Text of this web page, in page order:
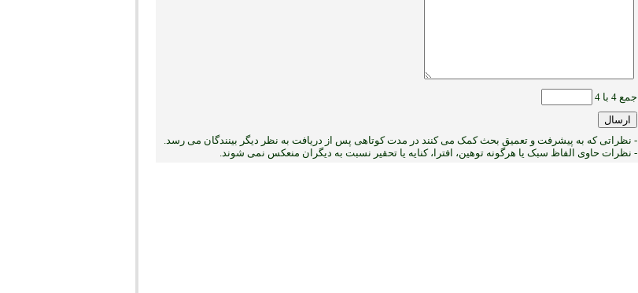
جمع 4 با 4
- نظراتی که به پیشرفت و تعمیق بحث کمک می کنند در مدت کوتاهی پس از دریافت به نظر دیگر بینندگان می رسد.
- نظرات حاوی الفاظ سبک یا هرگونه توهین، افترا، کنایه یا تحقیر نسبت به دیگران منعکس نمی ‏شوند.